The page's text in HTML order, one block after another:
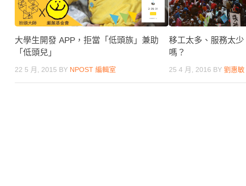
大學生開發 APP，拒當「低頭族」兼助
「低頭兒」
22 5 月, 2015 BY NPOST 編輯室
移工太多、服務太
嗎？
25 4 月, 2016 BY劉惠敏